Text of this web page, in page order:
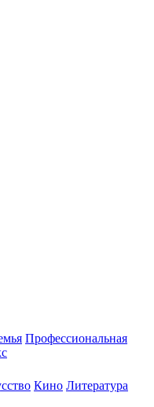
Профессиональная
Кино Литература